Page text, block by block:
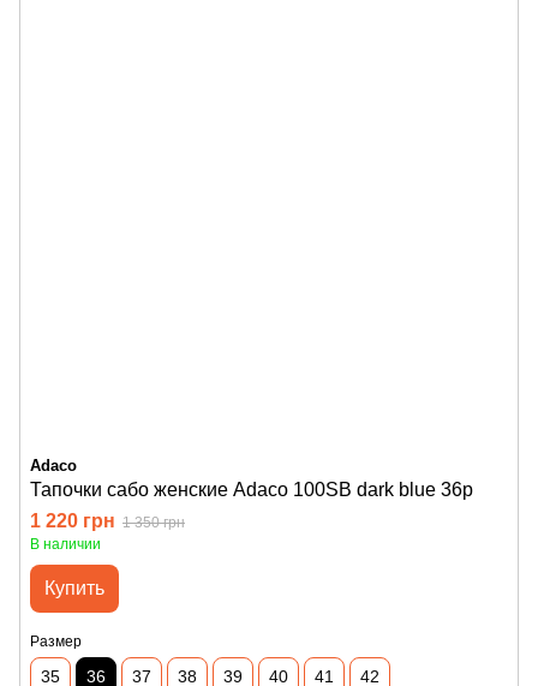
Adaco
Тапочки сабо женские Adaco 100SB dark blue 36р
1 220 грн 1 350 грн
В наличии
Купить
Размер
35 36 37 38 39 40 41 42